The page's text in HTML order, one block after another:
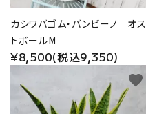
カシワバゴム・バンビーノ オス
トボールM
¥8,500(税込9,350)
favorite